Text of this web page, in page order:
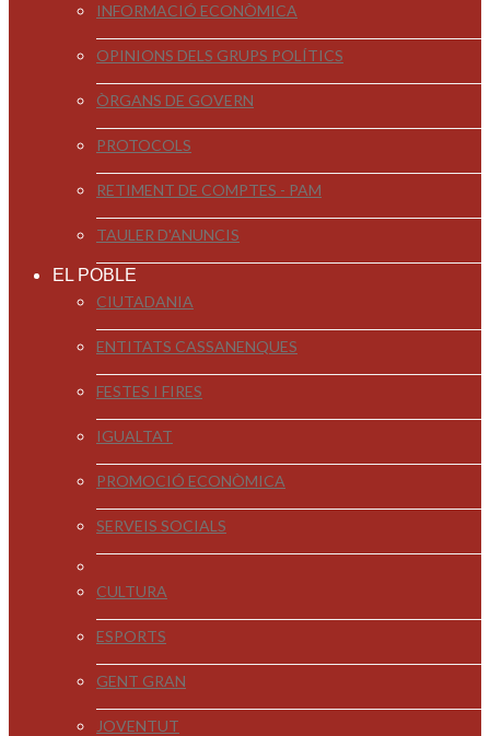
INFORMACIÓ ECONÒMICA
OPINIONS DELS GRUPS POLÍTICS
ÒRGANS DE GOVERN
PROTOCOLS
RETIMENT DE COMPTES - PAM
TAULER D'ANUNCIS
EL POBLE
CIUTADANIA
ENTITATS CASSANENQUES
FESTES I FIRES
IGUALTAT
PROMOCIÓ ECONÒMICA
SERVEIS SOCIALS
CULTURA
ESPORTS
GENT GRAN
JOVENTUT